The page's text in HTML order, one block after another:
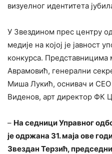
визуелног идентитета
У Звездином прес центру
медије на којој је јавност
конкурса. Представницима
Аврамовић, генерални
Миша Лукић, оснивач и
Виденов, арт директор ФК
– На седници Управног
је одржана 31. маја ове
Звездан Терзић,